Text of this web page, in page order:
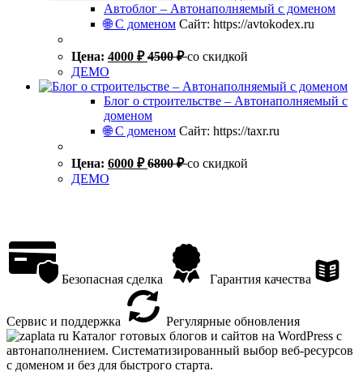
Автоблог – Автонаполняемый с доменом
🌐 С доменом Сайт: https://avtokodex.ru
Цена: 4000 ₽ 4500₽ со скидкой
ДЕМО
Блог о строительстве – Автонаполняемый с
доменом
🌐 С доменом Сайт: https://taxr.ru
Цена: 6000 ₽ 6800₽ со скидкой
ДЕМО
Безопасная сделка Гарантия качества
Сервис и поддержка
Регулярные обновления
Каталог готовых блогов и сайтов на WordPress с
автонаполнением. Систематизированный выбор веб-ресурсов
с доменом и без для быстрого старта.